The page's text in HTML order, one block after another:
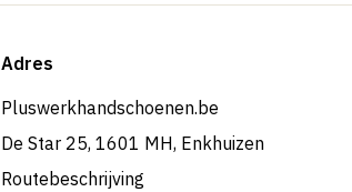
Adres
Pluswerkhandschoenen.be
De Star 25, 1601 MH, Enkhuizen
Routebeschrijving